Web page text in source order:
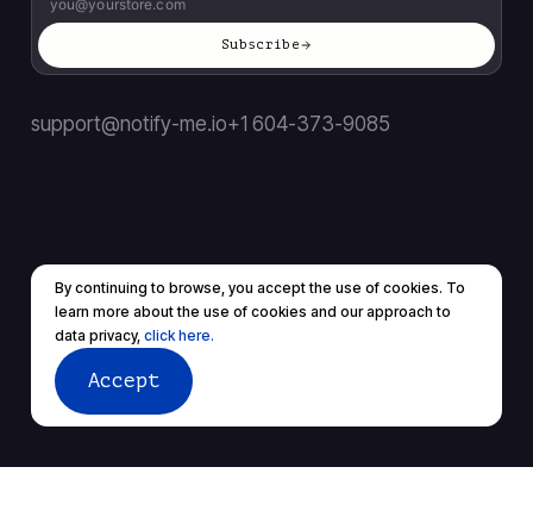
By continuing to browse, you accept the use of cookies. To
learn more about the use of cookies and our approach to
data privacy, click here.
Accept
Subscribe
support@notify-me.io+1 604-373-9085
© 2026 All rights reserved.
Terms of servicePrivacy policy